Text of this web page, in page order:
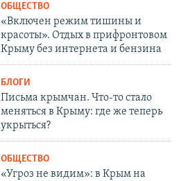
ОБЩЕСТВО
«Включен режим тишины и
красоты». Отдых в прифронтовом
Крыму без интернета и бензина
БЛОГИ
Письма крымчан. Что-то стало
меняться в Крыму: где же теперь
укрыться?
ОБЩЕСТВО
«Угроз не видим»: в Крым на